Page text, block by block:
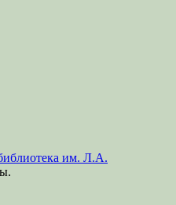
им. Л.А.